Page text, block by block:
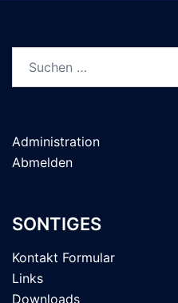
nach:
Administration
Abmelden
SONTIGES
Kontakt Formular
Links
Downloads